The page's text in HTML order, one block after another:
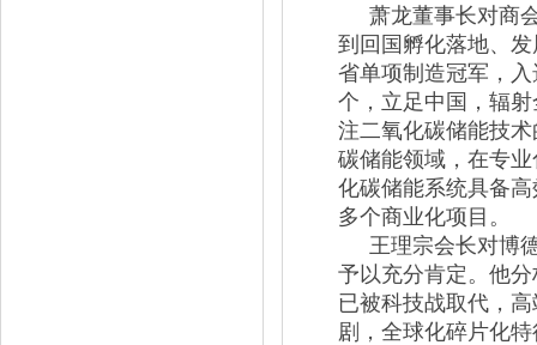
萧龙董事长对商
到回国孵化落地、
省单项制造冠军，
个，立足中国，辐
注二氧化碳储能技
碳储能领域，在专
化碳储能系统具备
多个商业化项目。
王理宗会长对博
予以充分肯定。他
已被科技战取代，
剧，全球化碎片化